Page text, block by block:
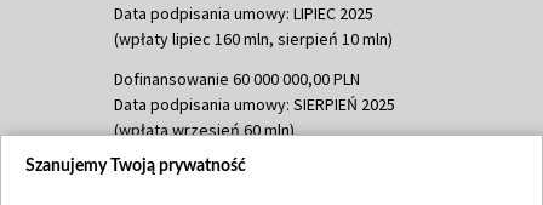
Data podpisania umowy: LIPIEC 2025
(wpłaty lipiec 160 mln, sierpień 10 mln)
Dofinansowanie 60 000 000,00 PLN
Data podpisania umowy: SIERPIEŃ 2025
(wpłata wrzesień 60 mln)
Dofinansowanie 635 783 051,21 PLN
Szanujemy Twoją prywatność